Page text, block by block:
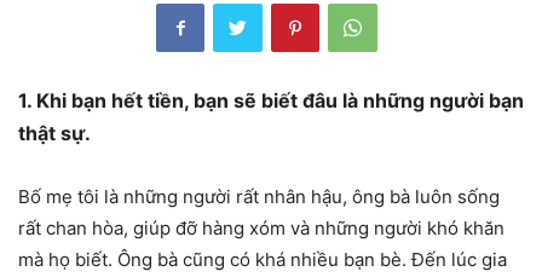
1. Khi bạn hết tiền, bạn sẽ biết đâu là những người bạn
thật sự.
Bố mẹ tôi là những người rất nhân hậu, ông bà luôn sống
rất chan hòa, giúp đỡ hàng xóm và những người khó khăn
mà họ biết. Ông bà cũng có khá nhiều bạn bè. Đến lúc gia